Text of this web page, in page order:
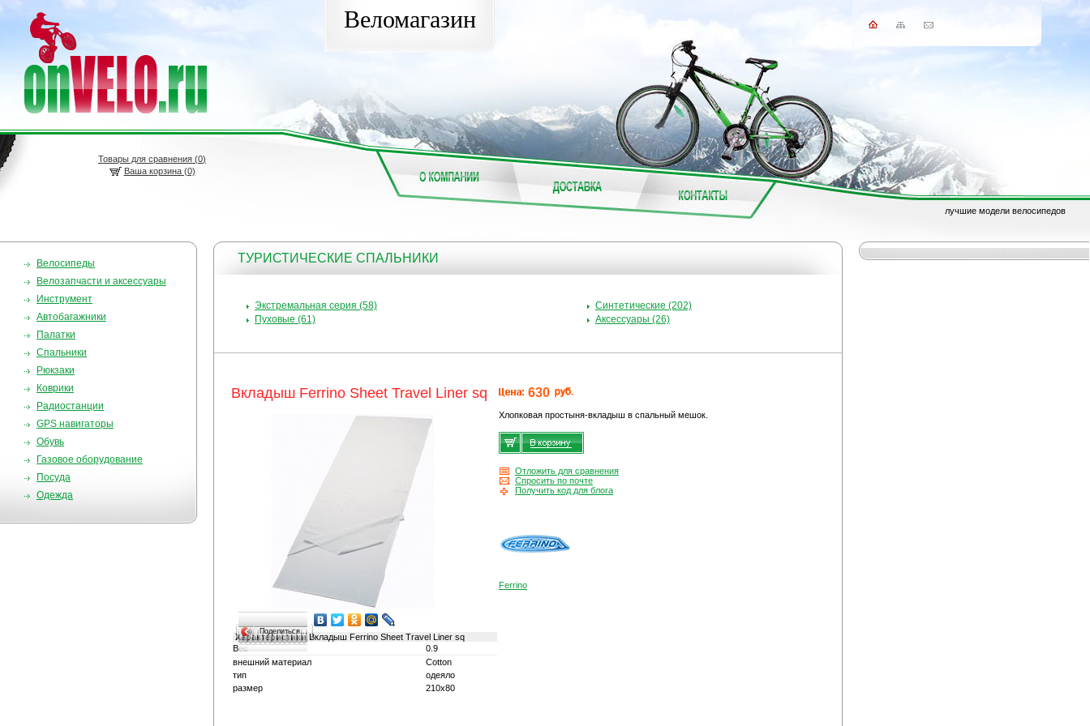
Веломагазин
Товары для сравнения (0)
Ваша корзина (0)
лучшие модели велосипедов
Велосипеды
Велозапчасти и аксессуары
Инструмент
Автобагажники
Палатки
Спальники
Рюкзаки
Коврики
Радиостанции
GPS навигаторы
Обувь
Газовое оборудование
Посуда
Одежда
ТУРИСТИЧЕСКИЕ СПАЛЬНИКИ
Экстремальная серия (58)
Пуховые (61)
Синтетические (202)
Аксессуары (26)
Вкладыш Ferrino Sheet Travel Liner sq
Поделиться…
ХарактеристикиВкладыш Ferrino Sheet Travel Liner sq
Вес
0.9
внешний материал
Cotton
тип
одеяло
размер
210x80
630
Хлопковая простыня-вкладыш в спальный мешок.
Отложить для сравнения
Спросить по почте
Получить код для блога
Ferrino